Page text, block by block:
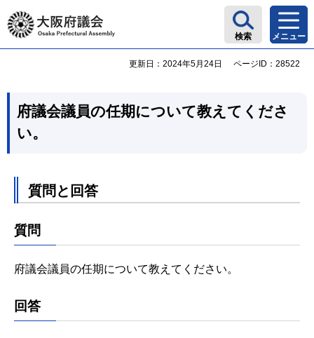
大阪府議会
検索 メニュー
更新日：2024年5月24日 ページID：28522
府議会議員の任期について教えてくださ
い。
質問と回答
質問
府議会議員の任期について教えてください。
回答